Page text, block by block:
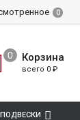
0
Корзина
всего 0 ₽